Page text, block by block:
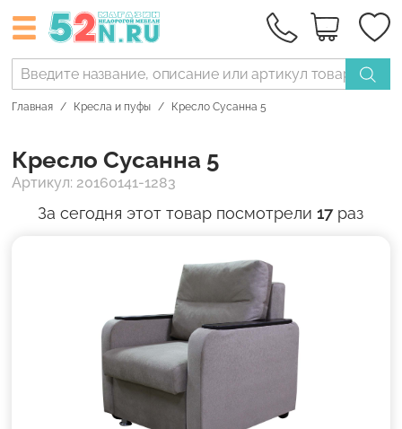
Главная Кресла и пуфы Кресло Сусанна 5
Кресло Сусанна 5
Артикул: 20160141-1283
За сегодня этот товар посмотрели17раз